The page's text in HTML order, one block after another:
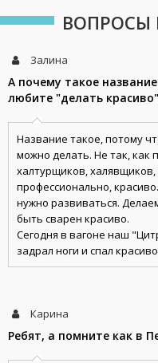
ВОПРОСЫ
Залина
А почему такое
любите "делать
Название такое, потому
можно делать. Не так, как
халтурщиков,
профессионально,
нужно развиваться.
быть сварен красиво.
Сегодня в вагоне наш
задрал ноги и спал
Карина
Ребят, а помните как в